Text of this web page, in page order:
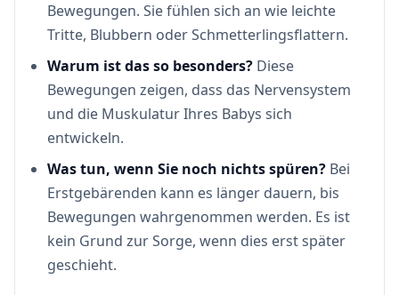
Bewegungen. Sie fühlen sich an wie leichte
Tritte, Blubbern oder Schmetterlingsflattern.
Warum ist das so besonders? Diese
Bewegungen zeigen, dass das Nervensystem
und die Muskulatur Ihres Babys sich
entwickeln.
Was tun, wenn Sie noch nichts spüren? Bei
Erstgebärenden kann es länger dauern, bis
Bewegungen wahrgenommen werden. Es ist
kein Grund zur Sorge, wenn dies erst später
geschieht.